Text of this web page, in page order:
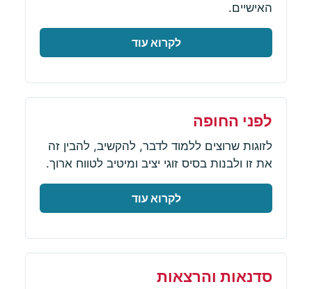
האישיים.
לקרוא עוד
לפני החופה
לזוגות שרוצים ללמוד לדבר, להקשיב, להבין זה
את זו ולבנות בסיס זוגי יציב ומיטיב לטווח ארוך.
לקרוא עוד
סדנאות והרצאות